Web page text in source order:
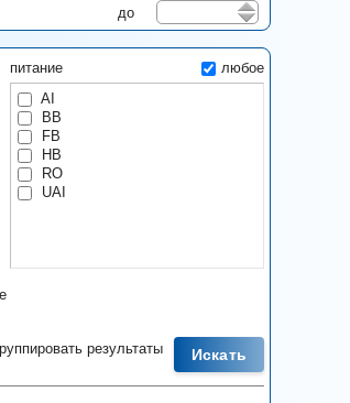
до
питание
любое
AI
BB
FB
HB
RO
UAI
Искать
результаты